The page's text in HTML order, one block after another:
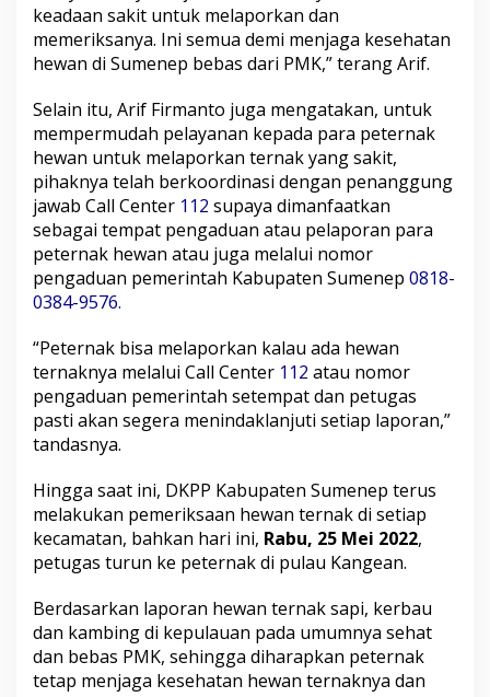
keadaan sakit untuk melaporkan dan
memeriksanya. Ini semua demi menjaga kesehatan
hewan di Sumenep bebas dari PMK,” terang Arif.
Selain itu, Arif Firmanto juga mengatakan, untuk
mempermudah pelayanan kepada para peternak
hewan untuk melaporkan ternak yang sakit,
pihaknya telah berkoordinasi dengan penanggung
jawab Call Center 112 supaya dimanfaatkan
sebagai tempat pengaduan atau pelaporan para
peternak hewan atau juga melalui nomor
pengaduan pemerintah Kabupaten Sumenep 0818-
0384-9576.
“Peternak bisa melaporkan kalau ada hewan
ternaknya melalui Call Center 112 atau nomor
pengaduan pemerintah setempat dan petugas
pasti akan segera menindaklanjuti setiap laporan,”
tandasnya.
Hingga saat ini, DKPP Kabupaten Sumenep terus
melakukan pemeriksaan hewan ternak di setiap
kecamatan, bahkan hari ini, Rabu, 25 Mei 2022,
petugas turun ke peternak di pulau Kangean.
Berdasarkan laporan hewan ternak sapi, kerbau
dan kambing di kepulauan pada umumnya sehat
dan bebas PMK, sehingga diharapkan peternak
tetap menjaga kesehatan hewan ternaknya dan